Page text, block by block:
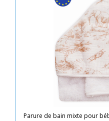
Parure de bain mixte pour